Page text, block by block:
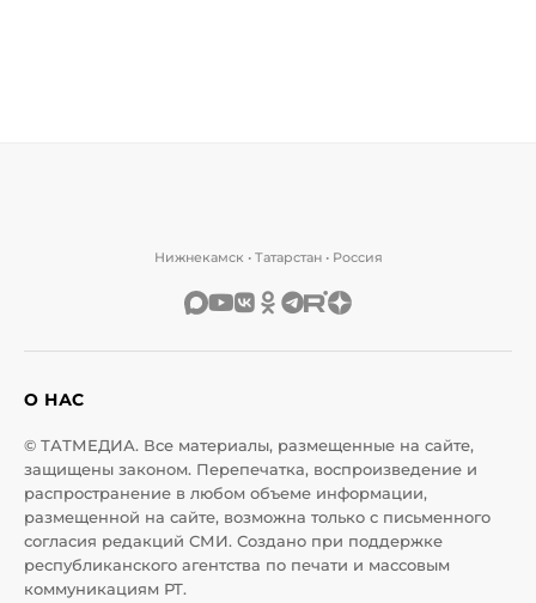
Нижнекамск • Татарстан • Россия
О НАС
© ТАТМЕДИА. Все материалы, размещенные на сайте,
защищены законом. Перепечатка, воспроизведение и
распространение в любом объеме информации,
размещенной на сайте, возможна только с письменного
согласия редакций СМИ. Создано при поддержке
республиканского агентства по печати и массовым
коммуникациям РТ.